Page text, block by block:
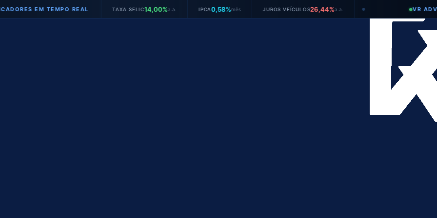
EM TEMPO REAL TAXA SELIC14,00%a.a. IPCA 0,58%mês JUROS VEÍCULOS26,44%a.a. ● VR